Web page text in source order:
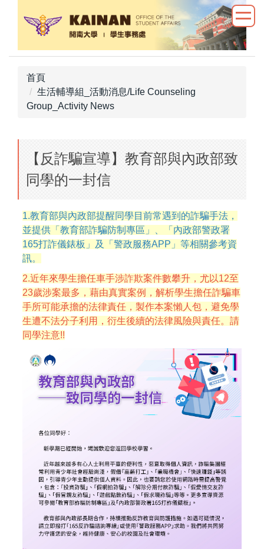
首頁
生活輔導組_活動消息/Life Counseling
Group_Activity News
【反詐騙宣導】教育部與內政部致
同學的一封信
1.教育部與內政部提醒同學目前常遇到的詐騙手法，
並提供「教育部詐騙防制專區」、「內政部警政署
165打詐儀錶板」及「警政服務APP」等相關參考資
訊。
2.近年來學生擔任車手涉詐欺案件數攀升，尤以12至
23歲涉案最多，藉由真實案例，解析學生擔任詐騙車
手所可能承擔的法律責任，製作本案懶人包，避免學
生遭不法分子利用，衍生後續的法律風險與責任。請
同學注意!!